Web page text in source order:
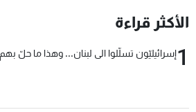
الأكثر قراءة
1إسرائيليّون تسلّلوا الى لبنان... وهذا ما حلّ بهم